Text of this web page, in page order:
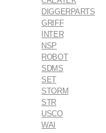
DIGGERPARTS
GRIFF
INTER
NSP
ROBOT
SDMS
SET
STORM
STR
USCO
WAI